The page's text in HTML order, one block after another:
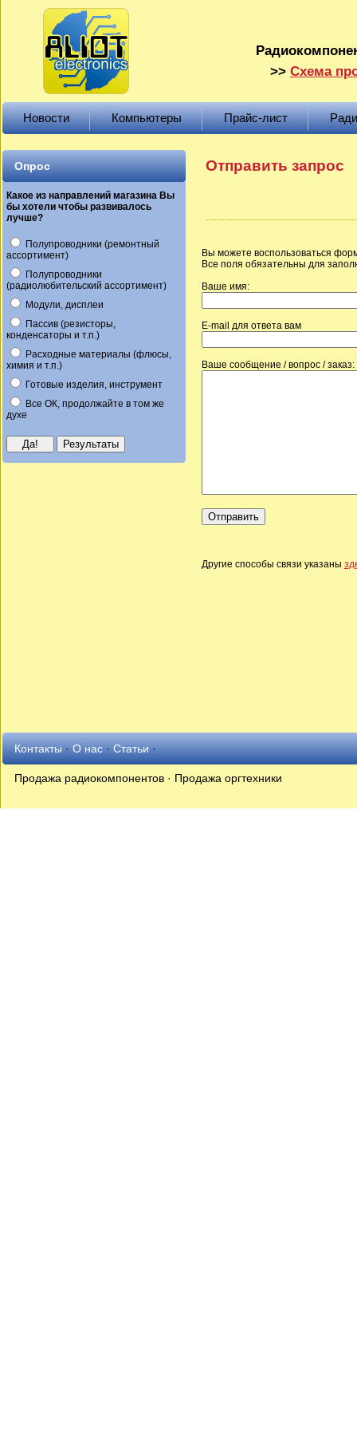
>> Схема
Новости Компьютеры Прайс-лист
Опрос
Какое из направлений магазина Вы
бы хотели чтобы развивалось
лучше?
Полупроводники (ремонтный
ассортимент)
Полупроводники
(радиолюбительский ассортимент)
Модули, дисплеи
Пассив (резисторы,
конденсаторы и т.п.)
Расходные материалы (флюсы,
химия и т.п.)
Готовые изделия, инструмент
Все ОК, продолжайте в том же
духе
Отправить запрос
Вы можете воспользоваться
Все поля обязательны для
Ваше имя:
E-mail для ответа вам
Ваше сообщение / вопрос / заказ:
Другие способы связи указаны
Контакты·О нас·Статьи·
Продажа радиокомпонентов · Продажа оргтехники